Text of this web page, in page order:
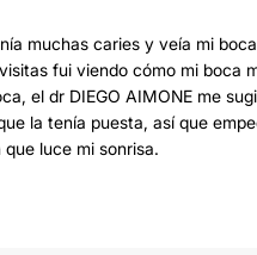
muchas caries y veía mi
fui viendo cómo mi boca
el dr DIEGO AIMONE me
la tenía puesta, así que
luce mi sonrisa.